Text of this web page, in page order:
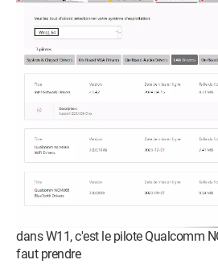
dans W11, c'est le pilote Qualcomm
faut prendre